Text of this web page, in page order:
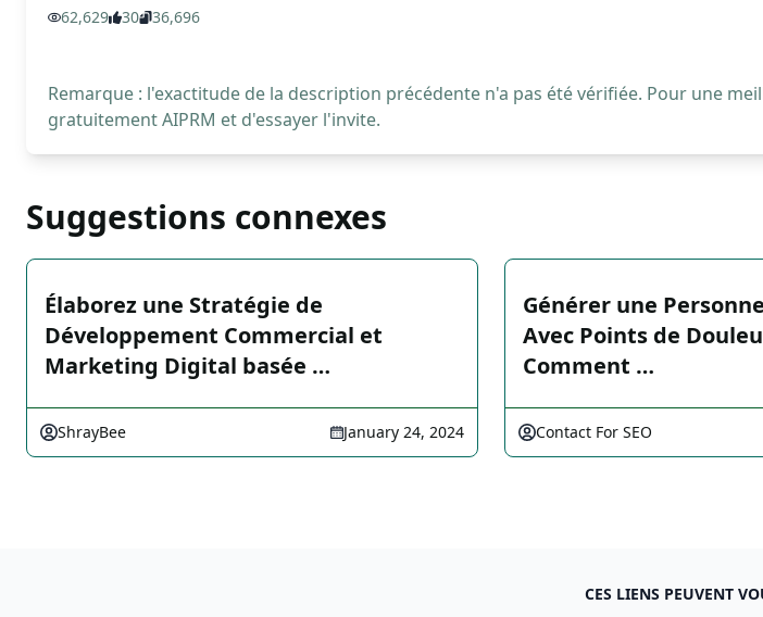
62,629 30 36,696
Remarque : l'exactitude de la description précédente n'a pas été vérifiée. Pour une
gratuitement AIPRM et d'essayer l'invite.
Suggestions connexes
Élaborez une Stratégie de
Développement Commercial et
Marketing Digital basée …
ShrayBee January 24, 2024
Générer une
Avec Points de
Comment …
Contact For SEO
CES LIENS PEUVENT